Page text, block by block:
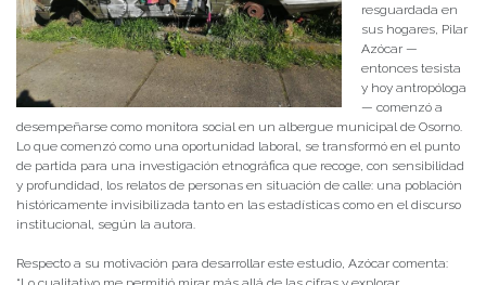
resguardada en
sus hogares, Pilar
Azócar —
entonces tesista
y hoy antropóloga
— comenzó a
desempeñarse como monitora social en un albergue municipal de Osorno.
Lo que comenzó como una oportunidad laboral, se transformó en el punto
de partida para una investigación etnográfica que recoge, con sensibilidad
y profundidad, los relatos de personas en situación de calle: una población
históricamente invisibilizada tanto en las estadísticas como en el discurso
institucional, según la autora.
Respecto a su motivación para desarrollar este estudio, Azócar comenta: